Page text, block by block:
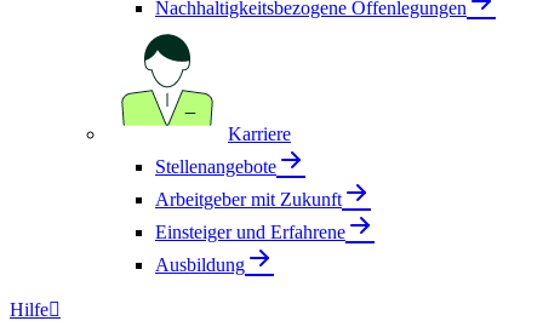
Nachhaltigkeitsbezogene Offenlegungen
Karriere
Stellenangebote
Arbeitgeber mit Zukunft
Einsteiger und Erfahrene
Ausbildung
Hilfe